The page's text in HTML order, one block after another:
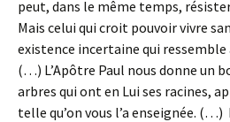
peut, dans le même temps,
Mais celui qui croit pouvoir vivre
existence incertaine qui ressemble
(…) L’Apôtre Paul nous donne un
arbres qui ont en Lui ses racines,
telle qu’on vous l’a enseignée.